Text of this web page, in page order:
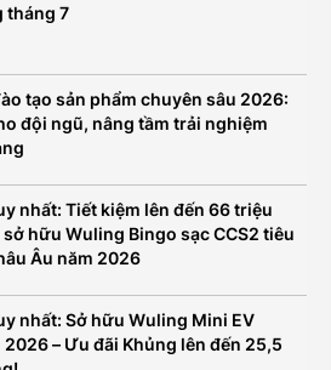
tháng 7
tạo sản phẩm chuyên sâu 2026:
đội ngũ, nâng tầm trải nghiệm
nhất: Tiết kiệm lên đến 66 triệu
hữu Wuling Bingo sạc CCS2 tiêu
Âu năm 2026
nhất: Sở hữu Wuling Mini EV
– Ưu đãi Khủng lên đến 25,5